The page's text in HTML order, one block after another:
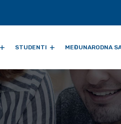
STUDENTI MEĐUNARODNA